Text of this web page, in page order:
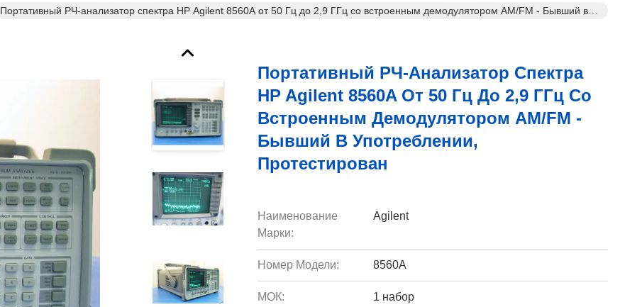
Портативный РЧ-анализатор спектра HP Agilent 8560A от 50 Гц до 2,9 ГГц со встроенным демодулятором AM/FM - Бывший в
Портативный РЧ-Анализатор Спектра
HP Agilent 8560A От 50 Гц До 2,9 ГГц Со
Встроенным Демодулятором AM/FM -
Бывший В Употреблении,
Протестирован
Наименование
Марки:
Agilent
Номер Модели: 8560A
МОК: 1 набор